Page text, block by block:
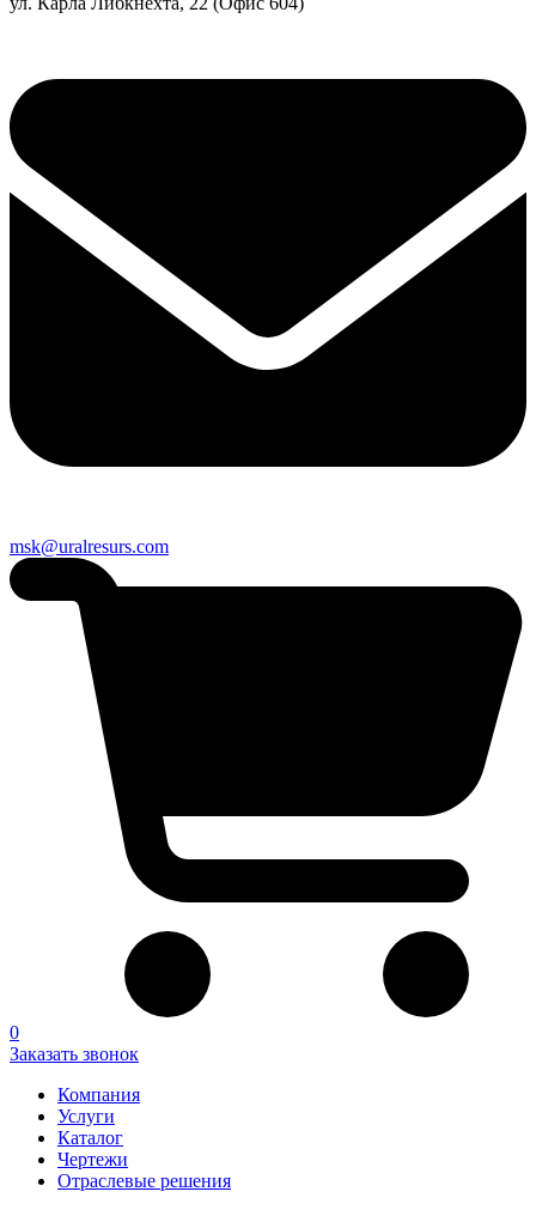
msk@uralresurs.com
0
Заказать звонок
Компания
Услуги
Каталог
Чертежи
Отраслевые решения